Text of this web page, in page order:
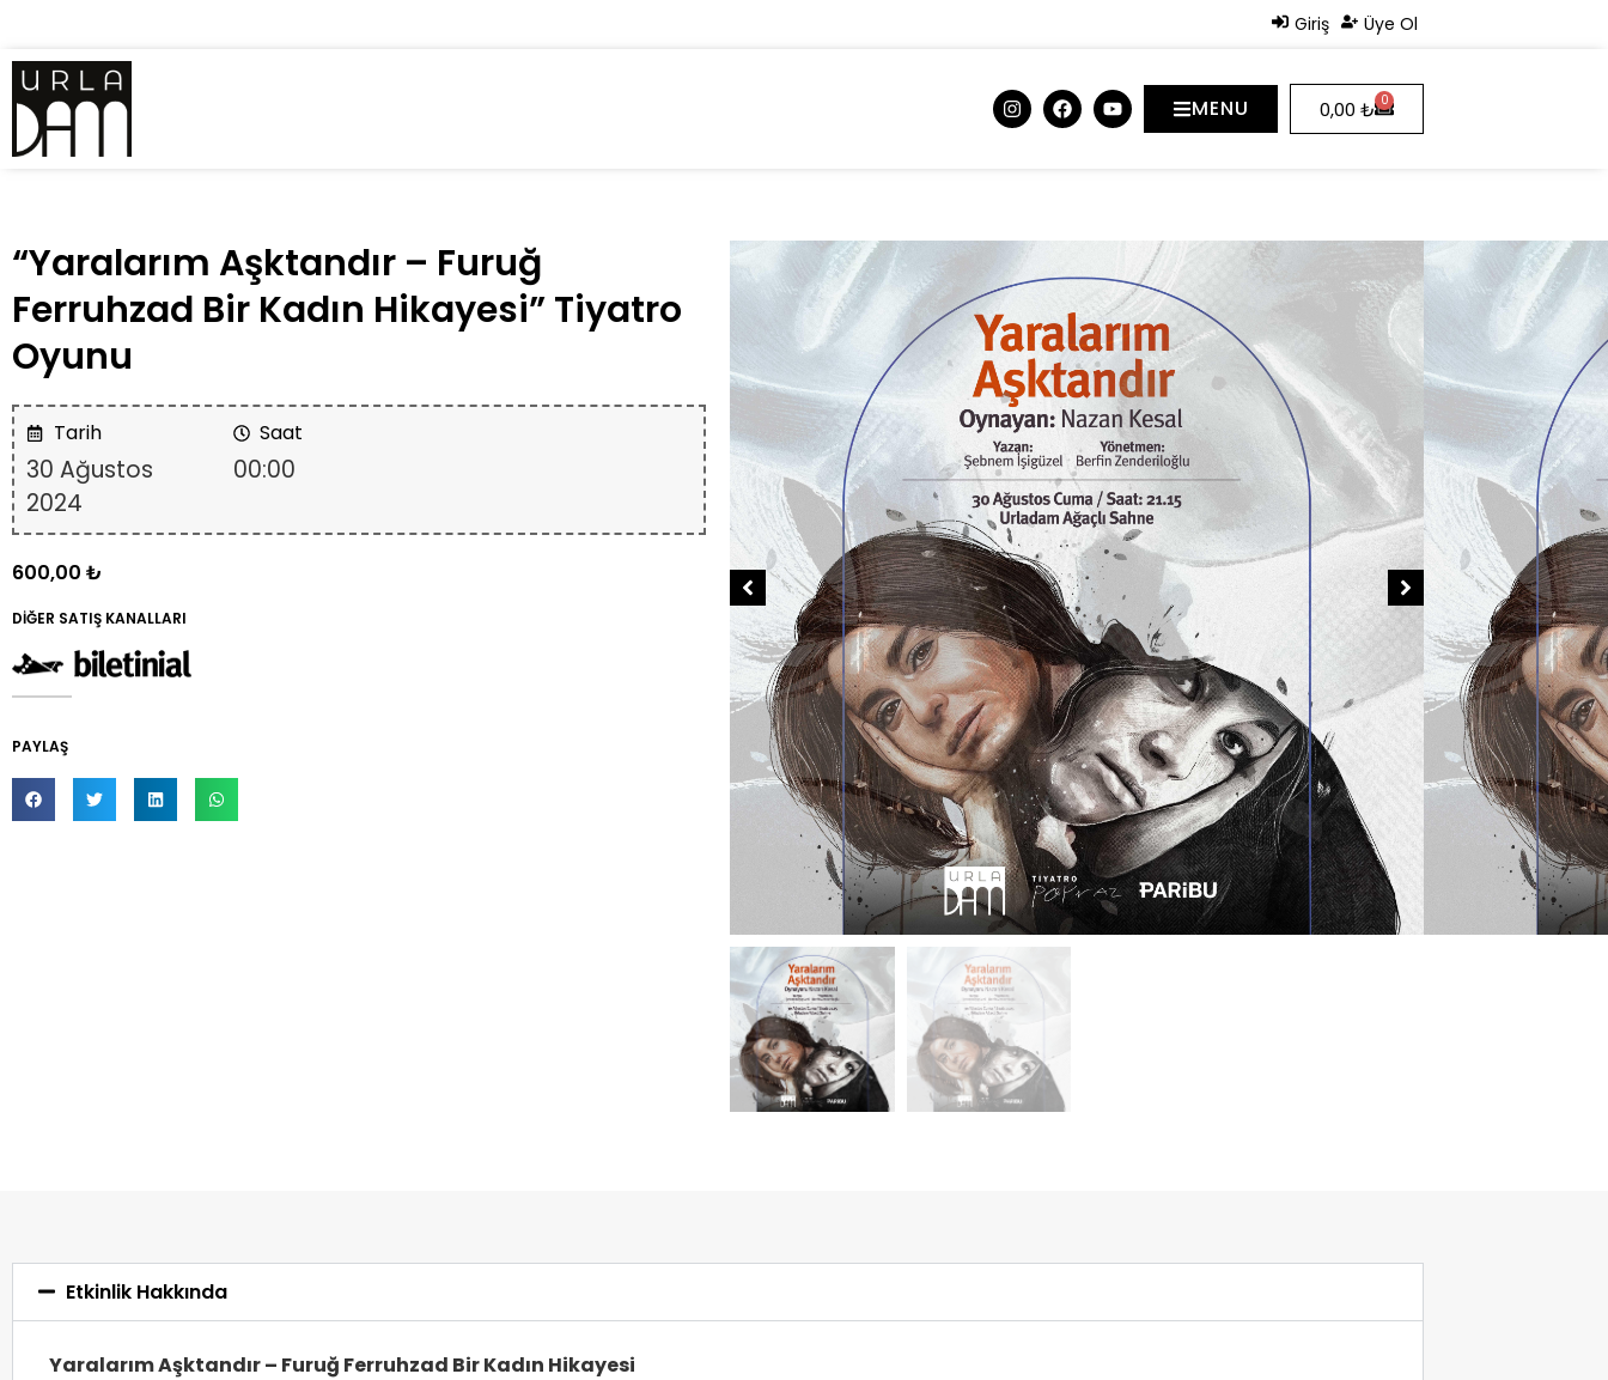
Giriş Üye Ol
MENU 0,00 ₺ 0
“Yaralarım Aşktandır – Furuğ
Ferruhzad Bir Kadın Hikayesi” Tiyatro
Oyunu
Tarih
30 Ağustos
2024
Saat
00:00
600,00 ₺
DİĞER SATIŞ KANALLARI
PAYLAŞ
Etkinlik Hakkında
Yaralarım Aşktandır – Furuğ Ferruhzad Bir Kadın Hikayesi